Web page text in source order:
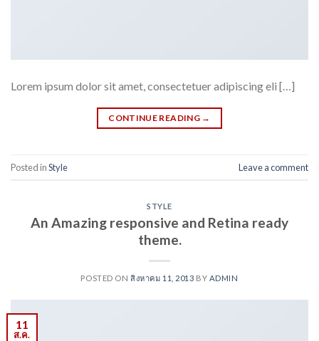
Lorem ipsum dolor sit amet, consectetuer adipiscing eli […]
CONTINUE READING →
Posted inStyle Leave a comment
STYLE
An Amazing responsive and Retina ready
theme.
POSTED ONสิงหาคม 11, 2013 BY ADMIN
11
ส.ค.